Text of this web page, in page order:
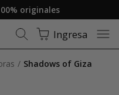
originales
Ingresa
Shadows of Giza